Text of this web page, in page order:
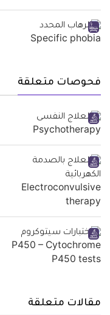
فحوصات متعلقة
مقالات متعلقة